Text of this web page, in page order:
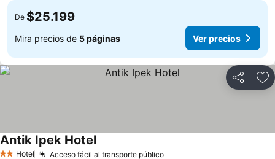
De $25.199
Mira precios de 5 páginas Ver precios
Compartir
Hotel Acceso fácil al transporte público
Antik Ipek Hotel